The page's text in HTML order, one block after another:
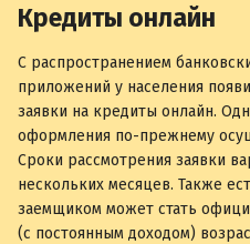
Кредиты онлайн
С распространением
приложений у населения
заявки на кредиты онлайн.
оформления по-прежнему
Сроки рассмотрения заявки
нескольких месяцев. Также
заемщиком может стать
(с постоянным доходом)